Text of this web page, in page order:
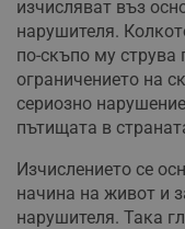
изчисляват въз
нарушителя.
по-скъпо му
ограничението на
сериозно
пътищата в
Изчислението се
начина на живот и
нарушителя. Така